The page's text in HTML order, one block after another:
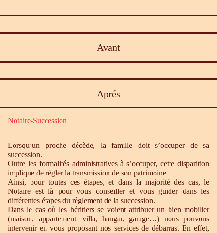
Avant
Aprés
Notaire-Succession
Lorsqu’un proche décède, la famille doit s’occuper de sa
succession.
Outre les formalités administratives à s’occuper, cette disparition
implique de régler la transmission de son patrimoine.
Ainsi, pour toutes ces étapes, et dans la majorité des cas, le
Notaire est là pour vous conseiller et vous guider dans les
différentes étapes du règlement de la succession.
Dans le cas où les héritiers se voient attribuer un bien mobilier
(maison, appartement, villa, hangar, garage…) nous pouvons
intervenir en vous proposant nos services de débarras. En effet,